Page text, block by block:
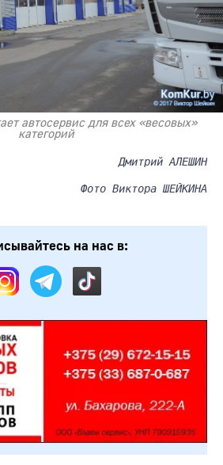
автосервис для всех «весовых»
категорий
Дмитрий АЛЕШИН
Фото Виктора ШЕЙКИНА
на нас в: